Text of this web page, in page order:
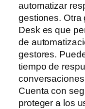
automatizar
gestiones. Otra
Desk es que
de
gestores.
tiempo de
Cuenta con
proteger a los